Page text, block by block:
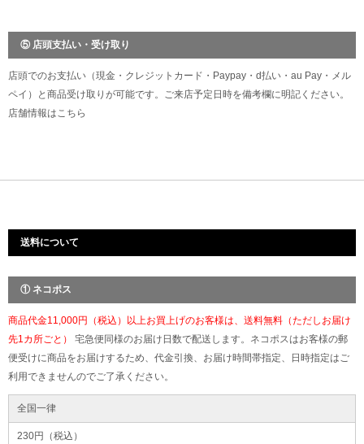
⑤ 店頭支払い・受け取り
店頭でのお支払い（現金・クレジットカード・Paypay・d払い・au Pay・メル
ペイ）と商品受け取りが可能です。ご来店予定日時を備考欄に明記ください。
店舗情報は こちら
送料について
① ネコポス
商品代金11,000円（税込）以上お買上げのお客様は、送料無料（ただしお届け
先1カ所ごと） 宅急便同様のお届け日数で配送します。ネコポスはお客様の郵
便受けに商品をお届けするため、代金引換、お届け時間帯指定、日時指定はご
利用できませんのでご了承ください。
全国一律
230円（税込）